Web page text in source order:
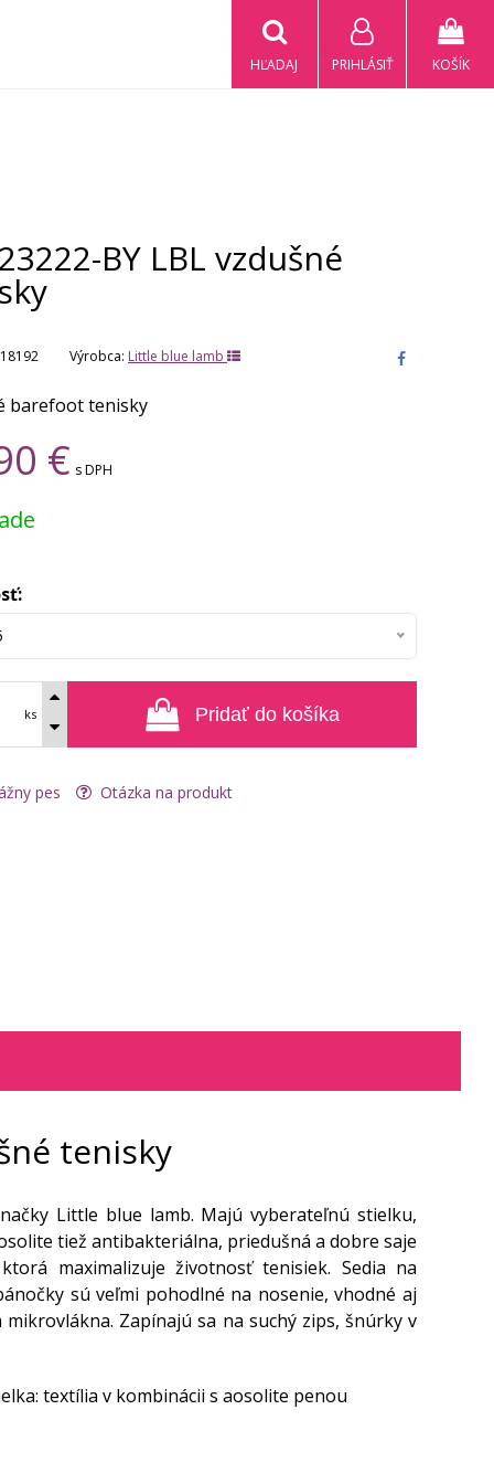
KOŠÍK
PRIHLÁSIŤ
HĽADAJ
BY LBL vzdušné
18192 Výrobca: Little blue lamb
barefoot tenisky
€ s DPH
ks Pridať do košíka
pes Otázka na produkt
tenisky
Little blue lamb. Majú vyberateľnú stielku,
tiež antibakteriálna, priedušná a dobre saje
maximalizuje životnosť tenisiek. Sedia na
sú veľmi pohodlné na nosenie, vhodné aj
Zapínajú sa na suchý zips, šnúrky v
textília v kombinácii s aosolite penou